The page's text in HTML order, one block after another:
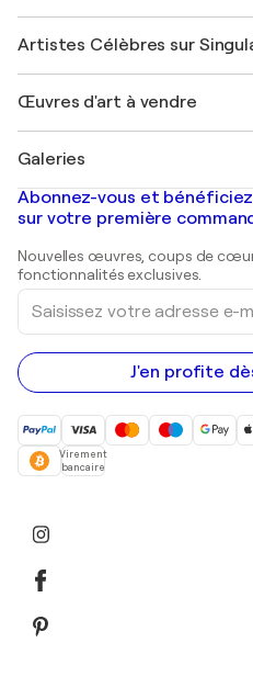
Rejoignez notre programme
Mon compte
+33 1 76 44 06 42
Magazine Singulart
Emplois
Découvrez une sélection d'art
Se connecter en tant
Artistes Célèbres sur
Marc Chagall
Banksy
Mr. Brainwash
Shepard Fairey
Œuvres d'art à vendre
Tableaux abstraits à vendre
Peintures de paysage
Estampes
Peintures acryliques
Galeries
Galeries d'art en France
Galeries d'art en Belgique
Abonnez-vous et bénéficiez
sur votre première
Nouvelles œuvres, coups de
fonctionnalités exclusives.
Saisissez
votre
adresse
e-
mail
J'en profite
Virement
bancaire